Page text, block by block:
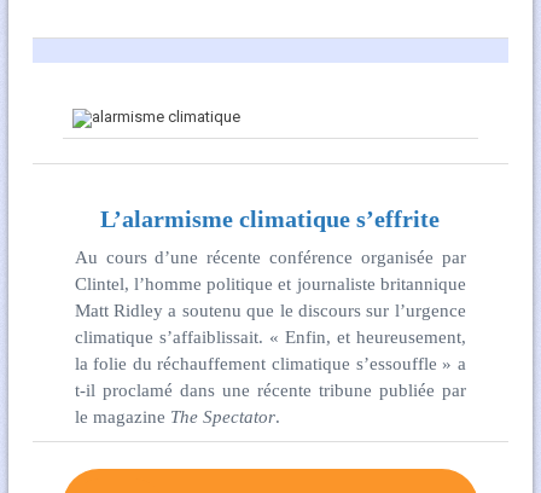
L’alarmisme climatique s’effrite
Au cours d’une récente conférence organisée par
Clintel, l’homme politique et journaliste britannique
Matt Ridley a soutenu que le discours sur l’urgence
climatique s’affaiblissait. « Enfin, et heureusement,
la folie du réchauffement climatique s’essouffle » a
t-il proclamé dans une récente tribune publiée par
le magazine The Spectator.